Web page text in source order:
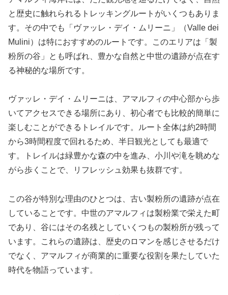
と歴史に触れられるトレッキングルートがいくつもありま
す。その中でも「ヴァッレ・デイ・ムリーニ」（Valle dei
Mulini）は特におすすめのルートです。このエリアは「製
粉所の谷」とも呼ばれ、豊かな自然と中世の遺跡が点在す
る神秘的な場所です。
ヴァッレ・デイ・ムリーニは、アマルフィの中心部から歩
いてアクセスできる場所にあり、初心者でも比較的簡単に
楽しむことができるトレイルです。ルート全体は約2時間
から3時間程度で回れるため、半日観光としても最適で
す。トレイルは緑豊かな森の中を進み、小川や滝を眺めな
がら歩くことで、リフレッシュ効果も抜群です。
この谷が特別な理由のひとつは、古い製粉所の遺跡が点在
していることです。中世のアマルフィは製粉業で栄えた町
であり、谷にはその名残としていくつもの製粉所が残って
います。これらの遺跡は、歴史のロマンを感じさせるだけ
でなく、アマルフィが商業的に重要な役割を果たしていた
時代を物語っています。